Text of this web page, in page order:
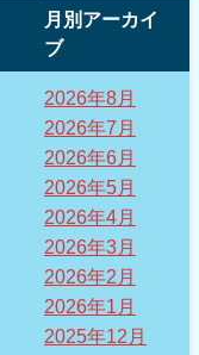
月別アーカイ
ブ
2026年8月
2026年7月
2026年6月
2026年5月
2026年4月
2026年3月
2026年2月
2026年1月
2025年12月